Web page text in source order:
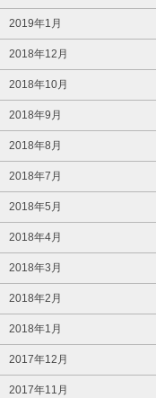
2019年1月
2018年12月
2018年10月
2018年9月
2018年8月
2018年7月
2018年5月
2018年4月
2018年3月
2018年2月
2018年1月
2017年12月
2017年11月